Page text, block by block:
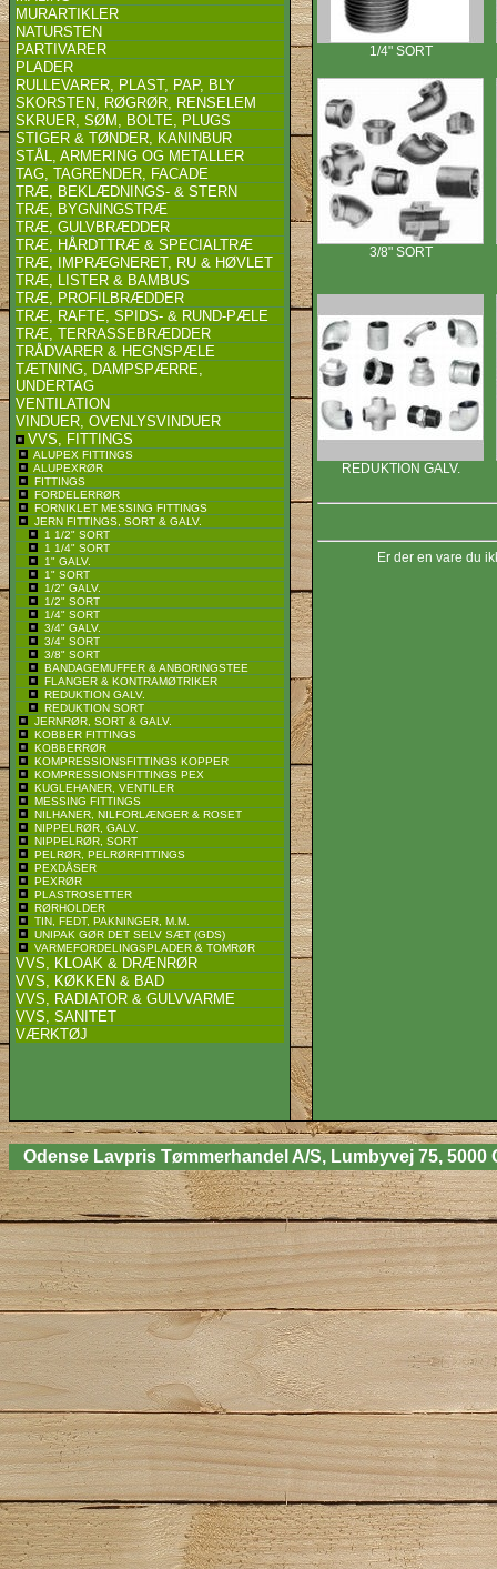
MURARTIKLER
NATURSTEN
PARTIVARER
PLADER
RULLEVARER, PLAST, PAP, BLY
SKORSTEN, RØGRØR, RENSELEM
SKRUER, SØM, BOLTE, PLUGS
STIGER & TØNDER, KANINBUR
STÅL, ARMERING OG METALLER
TAG, TAGRENDER, FACADE
TRÆ, BEKLÆDNINGS- & STERN
TRÆ, BYGNINGSTRÆ
TRÆ, GULVBRÆDDER
TRÆ, HÅRDTTRÆ & SPECIALTRÆ
TRÆ, IMPRÆGNERET, RU & HØVLET
TRÆ, LISTER & BAMBUS
TRÆ, PROFILBRÆDDER
TRÆ, RAFTE, SPIDS- & RUND-PÆLE
TRÆ, TERRASSEBRÆDDER
TRÅDVARER & HEGNSPÆLE
TÆTNING, DAMPSPÆRRE,
UNDERTAG
VENTILATION
VINDUER, OVENLYSVINDUER
VVS, FITTINGS
ALUPEX FITTINGS
ALUPEXRØR
FITTINGS
FORDELERRØR
FORNIKLET MESSING FITTINGS
JERN FITTINGS, SORT & GALV.
1 1/2" SORT
1 1/4" SORT
1" GALV.
1" SORT
1/2" GALV.
1/2" SORT
1/4" SORT
3/4" GALV.
3/4" SORT
3/8" SORT
BANDAGEMUFFER & ANBORINGSTEE
FLANGER & KONTRAMØTRIKER
REDUKTION GALV.
REDUKTION SORT
JERNRØR, SORT & GALV.
KOBBER FITTINGS
KOBBERRØR
KOMPRESSIONSFITTINGS KOPPER
KOMPRESSIONSFITTINGS PEX
KUGLEHANER, VENTILER
MESSING FITTINGS
NILHANER, NILFORLÆNGER & ROSET
NIPPELRØR, GALV.
NIPPELRØR, SORT
PELRØR, PELRØRFITTINGS
PEXDÅSER
PEXRØR
PLASTROSETTER
RØRHOLDER
TIN, FEDT, PAKNINGER, M.M.
UNIPAK GØR DET SELV SÆT (GDS)
VARMEFORDELINGSPLADER & TOMRØR
VVS, KLOAK & DRÆNRØR
VVS, KØKKEN & BAD
VVS, RADIATOR & GULVVARME
VVS, SANITET
VÆRKTØJ
1/4" SORT
3/8" SORT
REDUKTION GALV.
Er der en vare du
Odense Lavpris Tømmerhandel A/S, Lumbyvej 75, 5000